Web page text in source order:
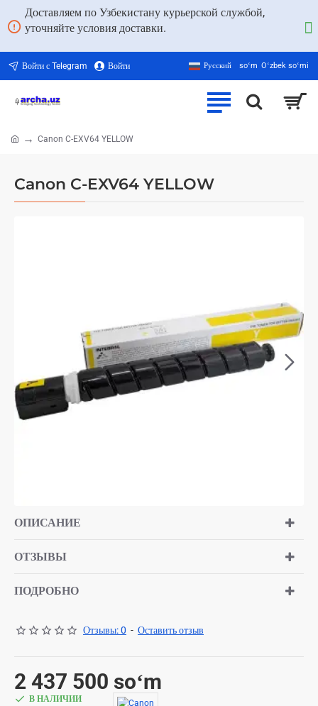
Доставляем по Узбекистану курьерской службой,
уточняйте условия доставки.
Войти с Telegram Войти Русский soʻm Oʻzbek soʻmi
Canon C-EXV64 YELLOW
Canon C-EXV64 YELLOW
ОПИСАНИЕ
ОТЗЫВЫ
ПОДРОБНО
Отзывы: 0 - Оставить отзыв
2 437 500 soʻm
В НАЛИЧИИ